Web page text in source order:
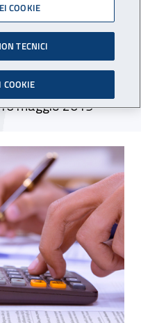
sulla
Isi
maggio 2019
nuova tariffa e
COOKIE
TECNICI
COOKIE